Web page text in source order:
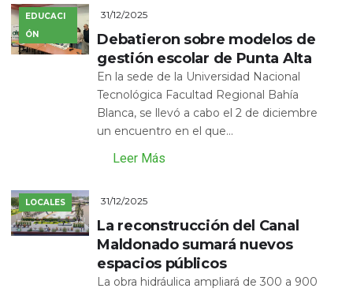
EDUCACI
ÓN
31/12/2025
Debatieron sobre modelos de
gestión escolar de Punta Alta
En la sede de la Universidad Nacional
Tecnológica Facultad Regional Bahía
Blanca, se llevó a cabo el 2 de diciembre
un encuentro en el que...
Leer Más
LOCALES 31/12/2025
La reconstrucción del Canal
Maldonado sumará nuevos
espacios públicos
La obra hidráulica ampliará de 300 a 900